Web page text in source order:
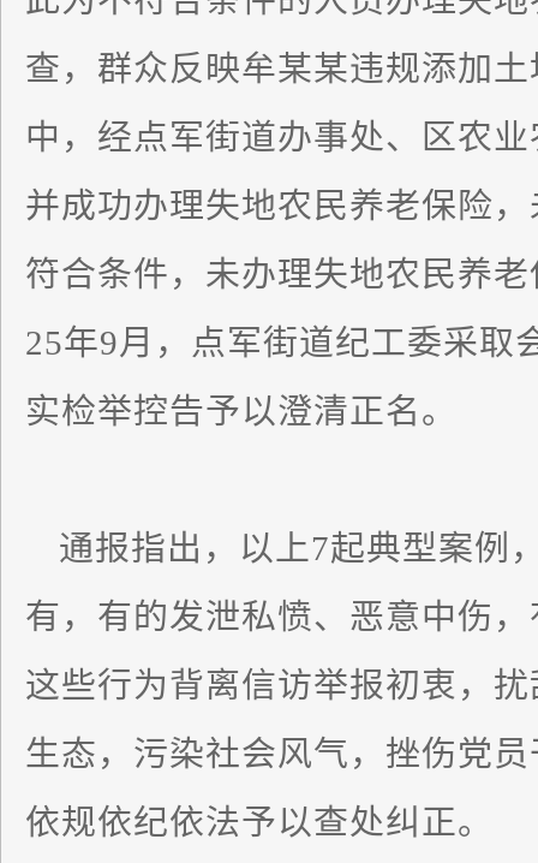
查，群众反映牟某某违规添加
中，经点军街道办事处、区农
并成功办理失地农民养老保险
符合条件，未办理失地农民养
25年9月，点军街道纪工委采取
实检举控告予以澄清正名。
通报指出，以上7起典型案例
有，有的发泄私愤、恶意中伤
这些行为背离信访举报初衷，
生态，污染社会风气，挫伤党
依规依纪依法予以查处纠正。